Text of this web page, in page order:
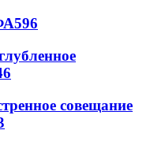
596
совещание